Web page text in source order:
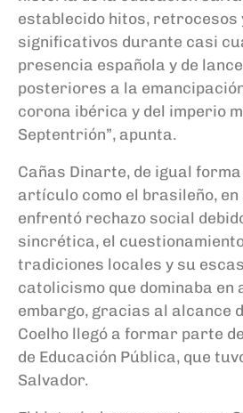
establecido hitos, retrocesos
significativos durante casi
presencia española y de
posteriores a la
corona ibérica y del imperio
Septentrión”, apunta.
Cañas Dinarte, de igual forma
artículo como el brasileño, en
enfrentó rechazo social
sincrética, el
tradiciones locales y su
catolicismo que dominaba en
embargo, gracias al alcance
Coelho llegó a formar parte
de Educación Pública, que
Salvador.